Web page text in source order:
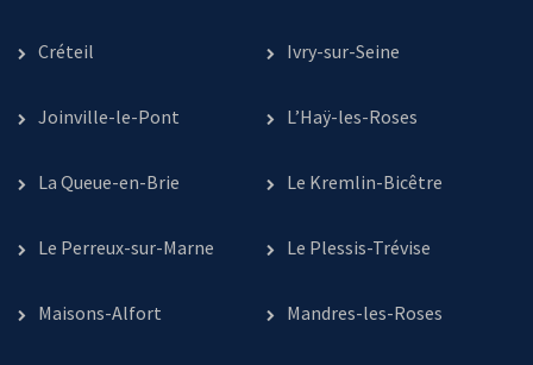
Créteil Ivry-sur-Seine
Joinville-le-Pont L’Haÿ-les-Roses
La Queue-en-Brie Le Kremlin-Bicêtre
Le Perreux-sur-Marne Le Plessis-Trévise
Maisons-Alfort Mandres-les-Roses